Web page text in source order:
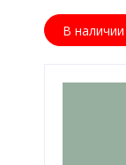
В наличии